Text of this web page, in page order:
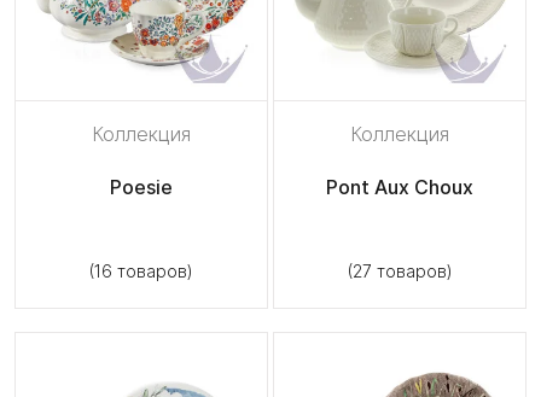
Коллекция
Poesie
(16 товаров)
Коллекция
Pont Aux Choux
(27 товаров)